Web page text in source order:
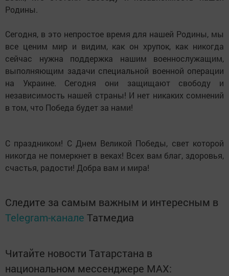
Родины.
Сегодня, в это непростое время для нашей Родины, мы
все ценим мир и видим, как он хрупок, как никогда
сейчас нужна поддержка нашим военнослужащим,
выполняющим задачи специальной военной операции
на Украине. Сегодня они защищают свободу и
независимость нашей страны! И нет никаких сомнений
в том, что Победа будет за нами!
С праздником! С Днем Великой Победы, свет которой
никогда не померкнет в веках! Всех вам благ, здоровья,
счастья, радости! Добра вам и мира!
Следите за самым важным и интересным в
Telegram-канале Татмедиа
Читайте новости Татарстана в
национальном мессенджере MАХ: